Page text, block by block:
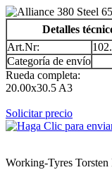
Detalles
Art.Nr:
Categoría de envío
Rueda completa:
20.00x30.5 A3
Solicitar precio
Working-Tyres Torsten